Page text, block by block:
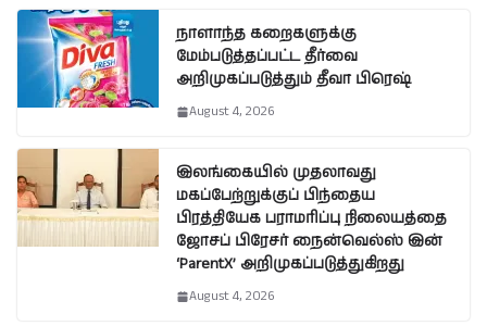
நாளாந்த கறைகளுக்கு
மேம்படுத்தப்பட்ட தீர்வை
அறிமுகப்படுத்தும் தீவா பிரெஷ்
August 4, 2026
இலங்கையில் முதலாவது
மகப்பேற்றுக்குப் பிந்தைய
பிரத்தியேக பராமரிப்பு நிலையத்தை
ஜோசப் பிரேசர் நைன்வெல்ஸ் இன்
‘ParentX’ அறிமுகப்படுத்துகிறது
August 4, 2026